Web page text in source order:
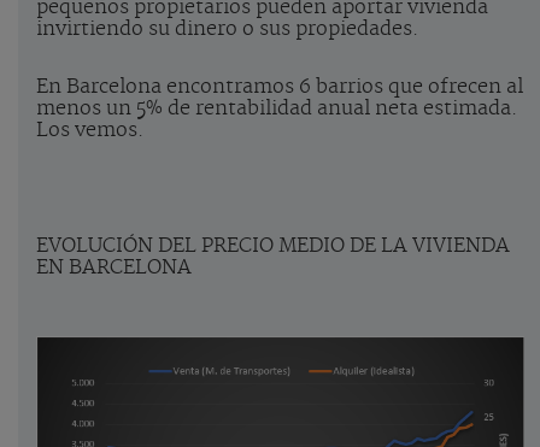
pequeños propietarios pueden aportar vivienda
invirtiendo su dinero o sus propiedades.
En Barcelona encontramos 6 barrios que ofrecen al
menos un 5% de rentabilidad anual neta estimada.
Los vemos.
EVOLUCIÓN DEL PRECIO MEDIO DE LA VIVIENDA
EN BARCELONA